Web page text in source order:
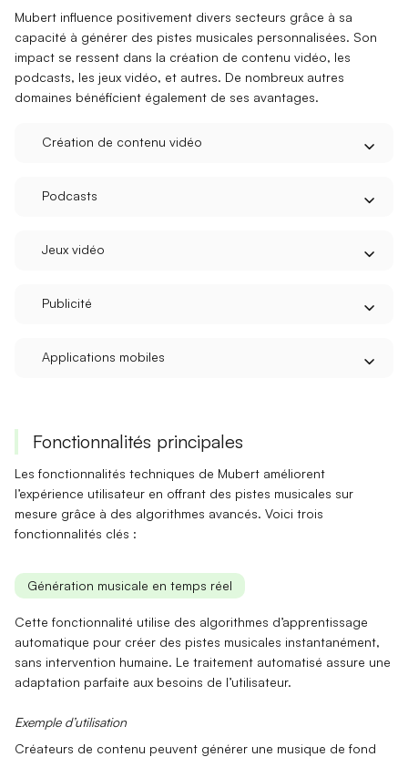
Mubert influence positivement divers secteurs grâce à sa
capacité à générer des pistes musicales personnalisées. Son
impact se ressent dans la création de contenu vidéo, les
podcasts, les jeux vidéo, et autres. De nombreux autres
domaines bénéficient également de ses avantages.
Création de contenu vidéo
Podcasts
Jeux vidéo
Publicité
Applications mobiles
Fonctionnalités principales
Les fonctionnalités techniques de Mubert améliorent
l’expérience utilisateur en offrant des pistes musicales sur
mesure grâce à des algorithmes avancés. Voici trois
fonctionnalités clés :
Génération musicale en temps réel
Cette fonctionnalité utilise des algorithmes d’apprentissage
automatique pour créer des pistes musicales instantanément,
sans intervention humaine. Letraitement automatisé assure une
adaptation parfaite aux besoins de l’utilisateur.
Exemple d’utilisation
Créateurs de contenu peuvent générer une musique de fond